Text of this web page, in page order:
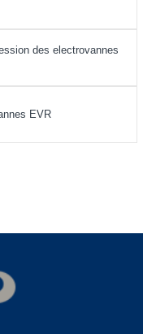
des electrovannes
EVR